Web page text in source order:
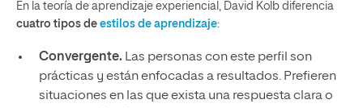
En la teoría de aprendizaje experiencial, David Kolb diferencia
cuatro tipos de estilos de aprendizaje:
Convergente. Las personas con este perfil son
prácticas y están enfocadas a resultados. Prefieren
situaciones en las que exista una respuesta clara o